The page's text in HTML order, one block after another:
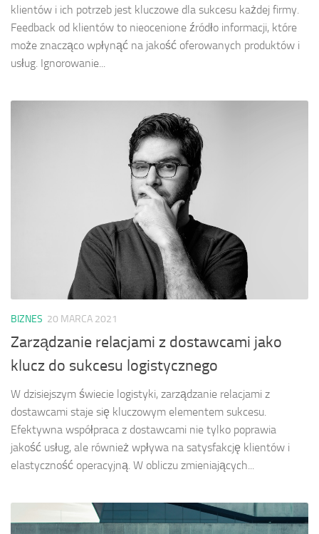
klientów i ich potrzeb jest kluczowe dla sukcesu każdej firmy.
Feedback od klientów to nieocenione źródło informacji, które
może znacząco wpłynąć na jakość oferowanych produktów i
usług. Ignorowanie...
BIZNES 20 MARCA 2021
Zarządzanie relacjami z dostawcami jako
klucz do sukcesu logistycznego
W dzisiejszym świecie logistyki, zarządzanie relacjami z
dostawcami staje się kluczowym elementem sukcesu.
Efektywna współpraca z dostawcami nie tylko poprawia
jakość usług, ale również wpływa na satysfakcję klientów i
elastyczność operacyjną. W obliczu zmieniających...